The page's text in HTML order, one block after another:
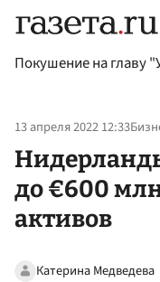
Покушение на главу
13 апреля 2022 12:33
до €600
активов
Катерина Медведева